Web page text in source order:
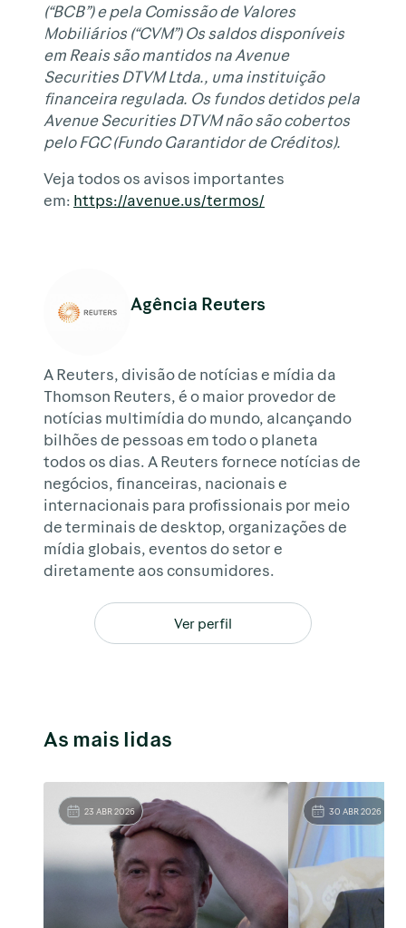
(“BCB”) e pela Comissão de Valores
Mobiliários (“CVM”) Os saldos disponíveis
em Reais são mantidos na Avenue
Securities DTVM Ltda., uma instituição
financeira regulada. Os fundos detidos pela
Avenue Securities DTVM não são cobertos
pelo FGC (Fundo Garantidor de Créditos).
Veja todos os avisos importantes
em: https://avenue.us/termos/
Agência Reuters
A Reuters, divisão de notícias e mídia da
Thomson Reuters, é o maior provedor de
notícias multimídia do mundo, alcançando
bilhões de pessoas em todo o planeta
todos os dias. A Reuters fornece notícias de
negócios, financeiras, nacionais e
internacionais para profissionais por meio
de terminais de desktop, organizações de
mídia globais, eventos do setor e
diretamente aos consumidores.
Ver perfil
As mais lidas
23 ABR 2026 30 ABR 2026